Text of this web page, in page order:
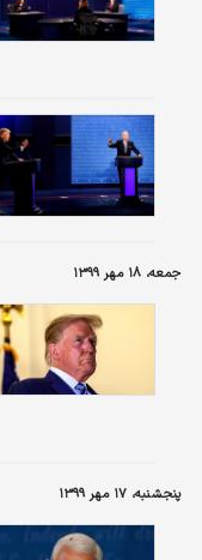
جمعه، ۱۸ مهر ۱۳۹۹
پنجشنبه، ۱۷ مهر ۱۳۹۹